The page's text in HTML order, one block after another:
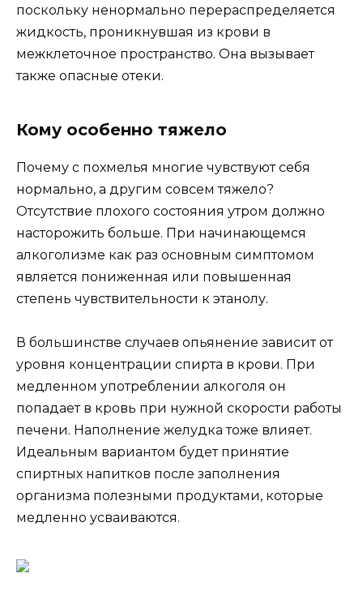
поскольку ненормально перераспределяется
жидкость, проникнувшая из крови в
межклеточное пространство. Она вызывает
также опасные отеки.
Кому особенно тяжело
Почему с похмелья многие чувствуют себя
нормально, а другим совсем тяжело?
Отсутствие плохого состояния утром должно
насторожить больше. При начинающемся
алкоголизме как раз основным симптомом
является пониженная или повышенная
степень чувствительности к этанолу.
В большинстве случаев опьянение зависит от
уровня концентрации спирта в крови. При
медленном употреблении алкоголя он
попадает в кровь при нужной скорости работы
печени. Наполнение желудка тоже влияет.
Идеальным вариантом будет принятие
спиртных напитков после заполнения
организма полезными продуктами, которые
медленно усваиваются.